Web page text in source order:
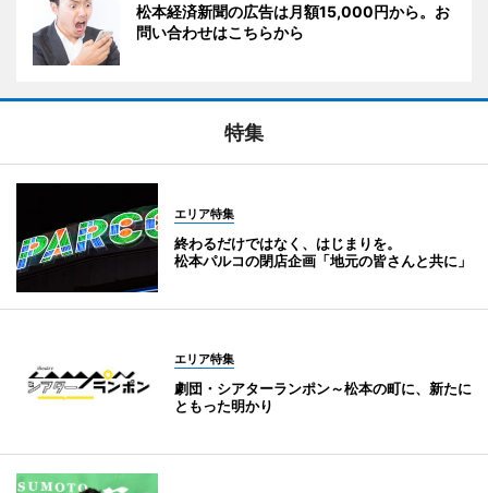
松本経済新聞の広告は月額15,000円から。お
問い合わせはこちらから
特集
エリア特集
終わるだけではなく、はじまりを。
松本パルコの閉店企画「地元の皆さんと共に」
エリア特集
劇団・シアターランポン～松本の町に、新たに
ともった明かり